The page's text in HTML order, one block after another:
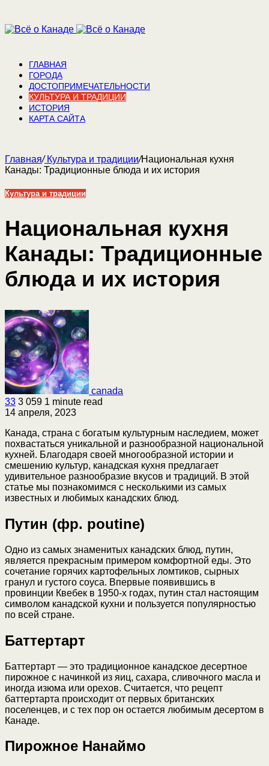
ГЛАВНАЯ
ГОРОДА
ДОСТОПРИМЕЧАТЕЛЬНОСТИ
КУЛЬТУРА И ТРАДИЦИИ
ИСТОРИЯ
КАРТА САЙТА
Главная/Культура и традиции/Национальная кухня
Канады: Традиционные блюда и их история
Культура и традиции
Национальная кухня
Канады: Традиционные
блюда и их история
canada
33 3 059 1 minute read
14 апреля, 2023
Канада, страна с богатым культурным наследием, может
похвастаться уникальной и разнообразной национальной
кухней. Благодаря своей многообразной истории и
смешению культур, канадская кухня предлагает
удивительное разнообразие вкусов и традиций. В этой
статье мы познакомимся с несколькими из самых
известных и любимых канадских блюд.
Путин (фр. poutine)
Одно из самых знаменитых канадских блюд, путин,
является прекрасным примером комфортной еды. Это
сочетание горячих картофельных ломтиков, сырных
гранул и густого соуса. Впервые появившись в
провинции Квебек в 1950-х годах, путин стал настоящим
символом канадской кухни и пользуется популярностью
по всей стране.
Баттертарт
Баттертарт — это традиционное канадское десертное
пирожное с начинкой из яиц, сахара, сливочного масла и
иногда изюма или орехов. Считается, что рецепт
баттертарта происходит от первых британских
поселенцев, и с тех пор он остается любимым десертом в
Канаде.
Пирожное Нанаймо